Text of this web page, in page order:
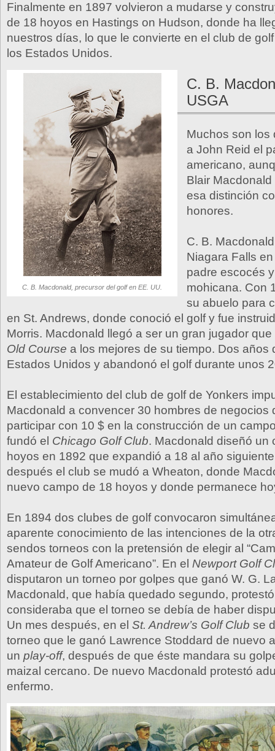
Finalmente en 1897 volvieron a mudarse y
de 18 hoyos en Hastings on Hudson, donde ha
nuestros días, lo que le convierte en el club de
los Estados Unidos.
C. B. Macdonald, precursor del golf en EE. UU.
C. B.
USGA
Muchos son los
a John Reid el
americano,
Blair
esa distinción
honores.
C. B.
Niagara Falls
padre escocés
mohicana. Con
su abuelo para
en St. Andrews, donde conoció el golf y fue
Morris. Macdonald llegó a ser un gran jugador
Old Course a los mejores de su tiempo. Dos años
Estados Unidos y abandonó el golf durante unos
El establecimiento del club de golf de Yonkers
Macdonald a convencer 30 hombres de negocios
participar con 10 $ en la construcción de un
fundó el Chicago Golf Club. Macdonald diseñó un
hoyos en 1892 que expandió a 18 al año
después el club se mudó a Wheaton, donde
nuevo campo de 18 hoyos y donde permanece
En 1894 dos clubes de golf convocaron
aparente conocimiento de las intenciones de la
sendos torneos con la pretensión de elegir al
Amateur de Golf Americano”. En el Newport Golf
disputaron un torneo por golpes que ganó W. G.
Macdonald, que había quedado segundo,
consideraba que el torneo se debía de haber
Un mes después, en el St. Andrew’s Golf Club se
torneo que le ganó Lawrence Stoddard de nuevo
un play-off, después de que éste mandara su
maizal cercano. De nuevo Macdonald protestó
enfermo.